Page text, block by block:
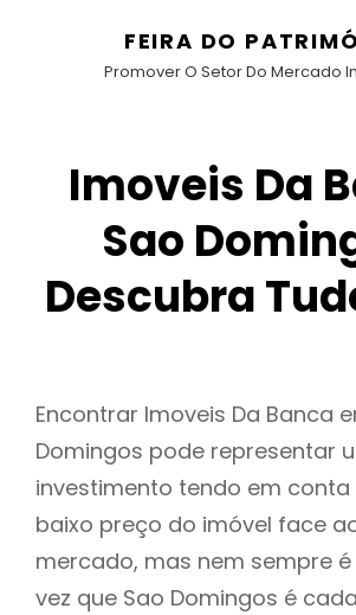
FEIRA DO
Promover O Setor Do Mercado
Imoveis Da
Sao
Descubra
Encontrar Imoveis Da Banca
Domingos pode representar
investimento tendo em
baixo preço do imóvel face
mercado, mas nem sempre
vez que Sao Domingos é